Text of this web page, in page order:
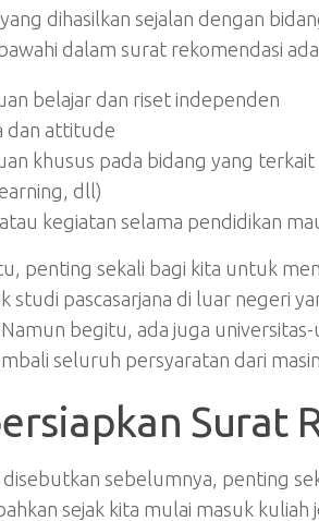
dihasilkan sejalan dengan
dalam surat rekomendasi
belajar dan riset independen
dan attitude
khusus pada bidang yang
, dll)
kegiatan selama pendidikan
penting sekali bagi kita untuk
studi pascasarjana di luar negeri
begitu, ada juga
seluruh persyaratan dari
Surat
disebutkan sebelumnya, penting
sejak kita mulai masuk kuliah